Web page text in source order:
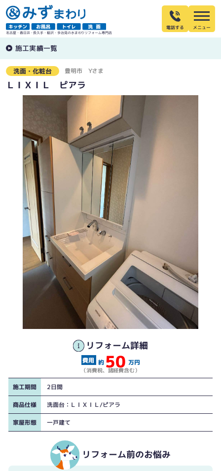
名古屋・春日井・長久手・稲沢・多治見の水まわりリフォーム専門店
電話する
施工実績一覧
洗面・化粧台 豊明市 Yさま
ＬＩＸＩＬ ピアラ
リフォーム詳細
約 50 万円
（消費税、諸経費含む）
施工期間 2日間
商品仕様 洗面台：ＬＩＸＩＬ/ピアラ
家屋形態 一戸建て
リフォーム前のお悩み